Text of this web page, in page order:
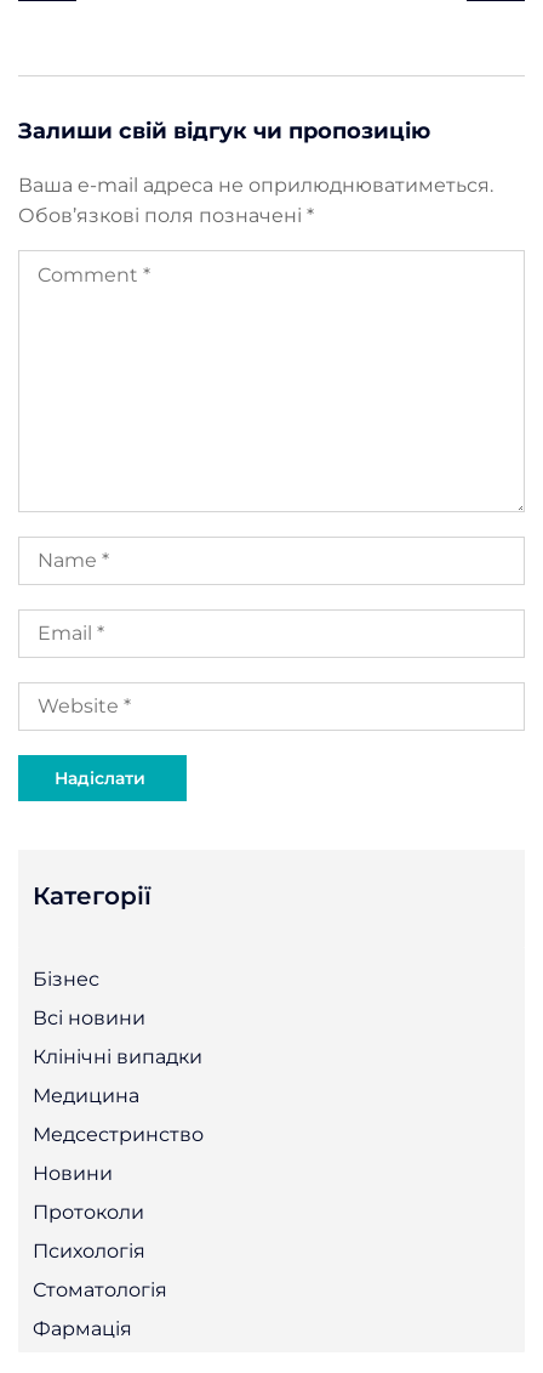
Залиши свій відгук чи пропозицію
Ваша e-mail адреса не оприлюднюватиметься.
Обов’язкові поля позначені *
Категорії
Бізнес
Всі новини
Клінічні випадки
Медицина
Медсестринство
Новини
Протоколи
Психологія
Стоматологія
Фармація